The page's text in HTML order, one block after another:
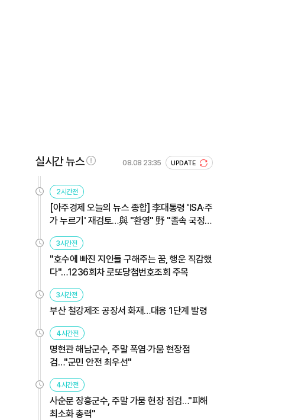
실시간 뉴스 08.08 23:35 UPDATE
2시간전
[아주경제 오늘의 뉴스 종합] 李대통령 'ISA·주
가 누르기' 재검토…與 "환영" 野 "졸속 국정"
外
3시간전
"호수에 빠진 지인들 구해주는 꿈, 행운 직감했
다"…1236회차 로또당첨번호조회 주목
3시간전
부산 철강제조 공장서 화재…대응 1단계 발령
4시간전
명현관 해남군수, 주말 폭염·가뭄 현장점
검…"군민 안전 최우선"
4시간전
사순문 장흥군수, 주말 가뭄 현장 점검…"피해
최소화 총력"